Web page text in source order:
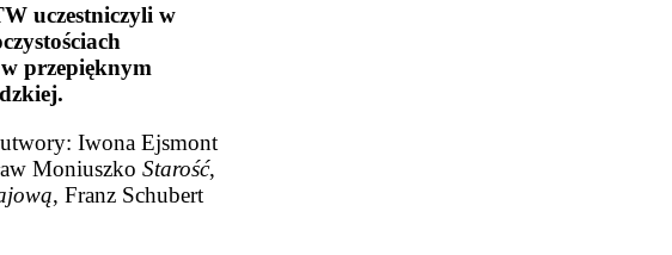
uczestniczyli w
przepięknym
Iwona Ejsmont
Moniuszko Starość,
, Franz Schubert